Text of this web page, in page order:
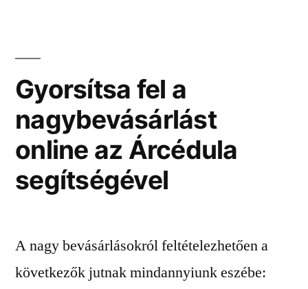
Gyorsítsa fel a
nagybevásárlást
online az Árcédula
segítségével
A nagy bevásárlásokról feltételezhetően a
következők jutnak mindannyiunk eszébe: